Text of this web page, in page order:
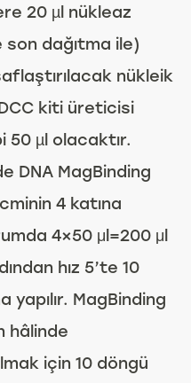
20 µl nükleaz
dağıtma ile)
nükleik
kiti üreticisi
50 µl olacaktır.
DNA MagBinding
4 katına
4×50 μl=200 μl
hız 5’te 10
yapılır. MagBinding
hâlinde
için 10 döngü